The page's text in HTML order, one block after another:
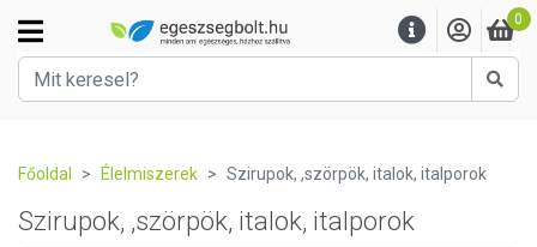
0
Főoldal Élelmiszerek Szirupok, ,szörpök, italok, italporok
Szirupok, ,szörpök, italok, italporok